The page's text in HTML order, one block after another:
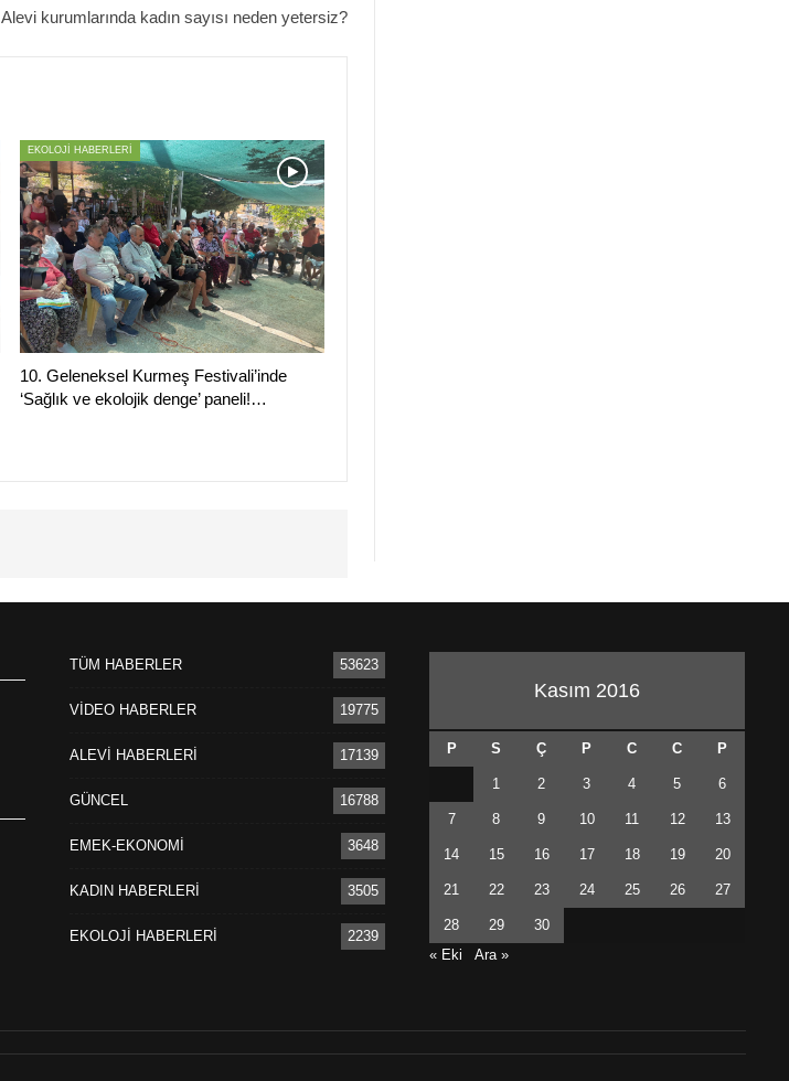
Alevi kurumlarında kadın sayısı neden yetersiz?
EKOLOJİ HABERLERİ
10. Geleneksel Kurmeş Festivali’inde
‘Sağlık ve ekolojik denge’ paneli!…
TÜM HABERLER 53623
VİDEO HABERLER 19775
ALEVİ HABERLERİ 17139
GÜNCEL 16788
EMEK-EKONOMİ 3648
KADIN HABERLERİ 3505
EKOLOJİ HABERLERİ 2239
Kasım 2016
P S Ç P C C P
1 2 3 4 5 6
7 8 9 10 11 12 13
14 15 16 17 18 19 20
21 22 23 24 25 26 27
28 29
30
« Eki
Ara »